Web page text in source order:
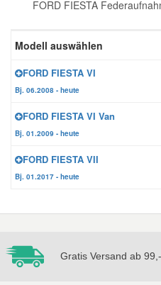
FORD FIESTA
Modell auswählen
FORD FIESTA VI
Bj. 06.2008 - heute
FORD FIESTA VI Van
Bj. 01.2009 - heute
FORD FIESTA VII
Bj. 01.2017 - heute
Gratis Versand ab
Zündanlage und
Kia Ersatzteile